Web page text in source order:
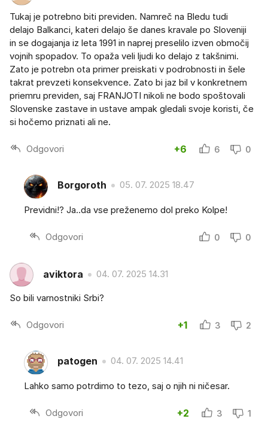
Tukaj je potrebno biti previden. Namreč na Bledu tudi
delajo Balkanci, kateri delajo še danes kravale po Sloveniji
in se dogajanja iz leta 1991 in naprej preselilo izven območij
vojnih spopadov. To opaža veli ljudi ko delajo z takšnimi.
Zato je potrebn ota primer preiskati v podrobnosti in šele
takrat prevzeti konsekvence. Zato bi jaz bil v konkretnem
priemru previden, saj FRANJOTI nikoli ne bodo spoštovali
Slovenske zastave in ustave ampak gledali svoje koristi, če
si hočemo priznati ali ne.
Odgovori +6 6 0
Borgoroth 05. 07. 2025 18.47
Previdni!? Ja..da vse preženemo dol preko Kolpe!
Odgovori 0 0
aviktora 04. 07. 2025 14.31
So bili varnostniki Srbi?
Odgovori +1 3 2
patogen 04. 07. 2025 14.41
Lahko samo potrdimo to tezo, saj o njih ni ničesar.
Odgovori +2 3 1